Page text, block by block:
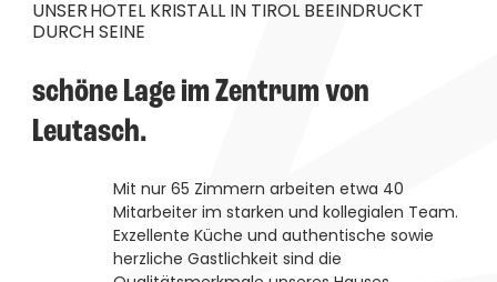
UNSER HOTEL KRISTALL IN TIROL BEEINDRUCKT
DURCH SEINE
schöne Lage im Zentrum von
Leutasch.
Mit nur 65 Zimmern arbeiten etwa 40
Mitarbeiter im starken und kollegialen Team.
Exzellente Küche und authentische sowie
herzliche Gastlichkeit sind die